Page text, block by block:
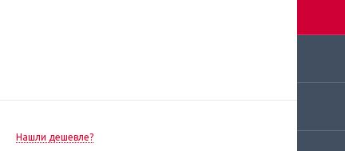
Нашли дешевле?